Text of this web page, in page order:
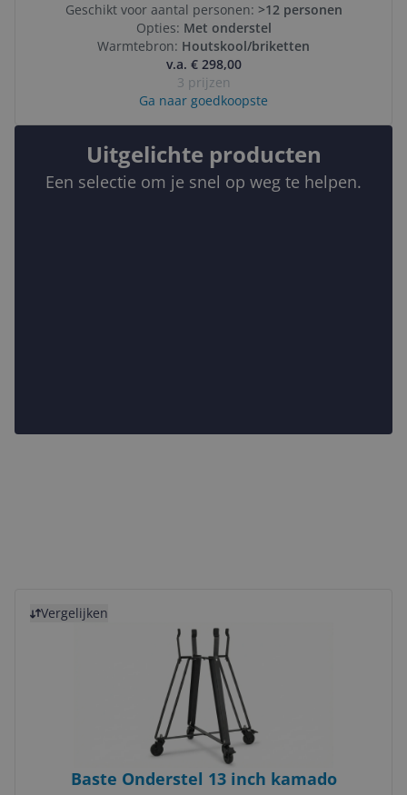
Geschikt voor aantal personen: >12 personen
Opties: Met onderstel
Warmtebron: Houtskool/briketten
v.a. € 298,00
3 prijzen
Ga naar goedkoopste
Uitgelichte producten
Een selectie om je snel op weg te helpen.
Vergelijken
Baste Onderstel 13 inch kamado